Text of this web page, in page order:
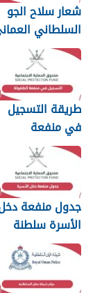
شعار سلاح الجو
السلطاني
png بجودة عالية
2026
طريقة التسجيل
في منفعة
الطفولة 2026
جدول منفعة
الأسرة سلطنة
عمان 2026